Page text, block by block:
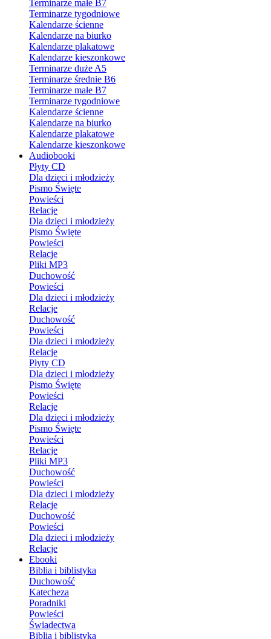
Terminarze małe B7
Terminarze tygodniowe
Kalendarze ścienne
Kalendarze na biurko
Kalendarze plakatowe
Kalendarze kieszonkowe
Terminarze duże A5
Terminarze średnie B6
Terminarze małe B7
Terminarze tygodniowe
Kalendarze ścienne
Kalendarze na biurko
Kalendarze plakatowe
Kalendarze kieszonkowe
Audiobooki
Płyty CD
Dla dzieci i młodzieży
Pismo Święte
Powieści
Relacje
Dla dzieci i młodzieży
Pismo Święte
Powieści
Relacje
Pliki MP3
Duchowość
Powieści
Dla dzieci i młodzieży
Relacje
Duchowość
Powieści
Dla dzieci i młodzieży
Relacje
Płyty CD
Dla dzieci i młodzieży
Pismo Święte
Powieści
Relacje
Dla dzieci i młodzieży
Pismo Święte
Powieści
Relacje
Pliki MP3
Duchowość
Powieści
Dla dzieci i młodzieży
Relacje
Duchowość
Powieści
Dla dzieci i młodzieży
Relacje
Ebooki
Biblia i biblistyka
Duchowość
Katecheza
Poradniki
Powieści
Świadectwa
Biblia i biblistyka